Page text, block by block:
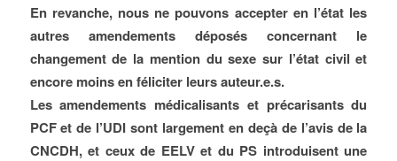
En revanche, nous ne pouvons accepter en l’état les
autres amendements déposés concernant le
changement de la mention du sexe sur l’état civil et
encore moins en féliciter leurs auteur.e.s.
Les amendements médicalisants et précarisants du
PCF et de l’UDI sont largement en deçà de l’avis de la
CNCDH, et ceux de EELV et du PS introduisent une